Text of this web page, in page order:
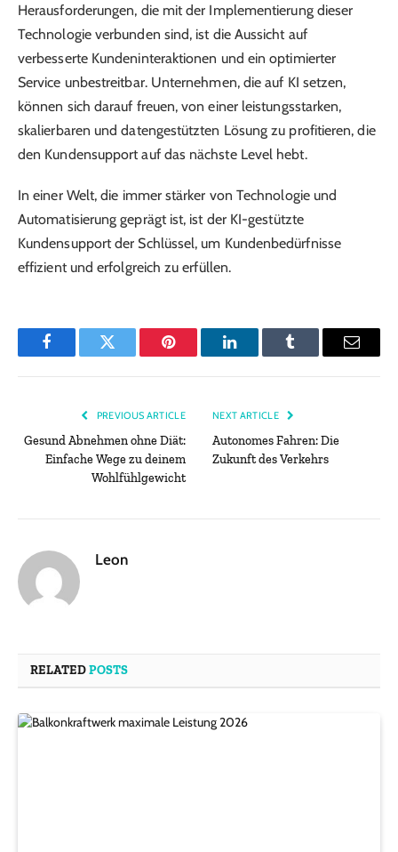
Herausforderungen, die mit der Implementierung dieser
Technologie verbunden sind, ist die Aussicht auf
verbesserte Kundeninteraktionen und ein optimierter
Service unbestreitbar. Unternehmen, die auf KI setzen,
können sich darauf freuen, von einer leistungsstarken,
skalierbaren und datengestützten Lösung zu profitieren, die
den Kundensupport auf das nächste Level hebt.
In einer Welt, die immer stärker von Technologie und
Automatisierung geprägt ist, ist der KI-gestützte
Kundensupport der Schlüssel, um Kundenbedürfnisse
effizient und erfolgreich zu erfüllen.
FacebookTwitter Pinterest LinkedInTumblr Email
PREVIOUS ARTICLE
Gesund Abnehmen ohne Diät:
Einfache Wege zu deinem
Wohlfühlgewicht
NEXT ARTICLE
Autonomes Fahren: Die
Zukunft des Verkehrs
Leon
RELATEDPOSTS